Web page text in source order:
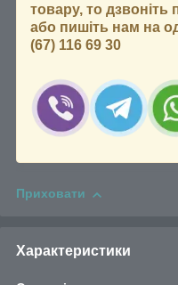
товару, то
або пишіть нам на
(67) 116 69 30
Приховати
Характеристики